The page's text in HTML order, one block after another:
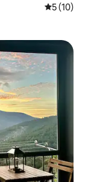
平均评分
5 (10)